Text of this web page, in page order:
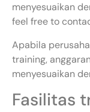
menyesuaikan
feel free to
Apabila
training,
menyesuaikan
Fasilitas